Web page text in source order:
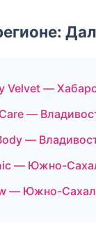
Velvet —
—
—
— Южно-
— Южно-